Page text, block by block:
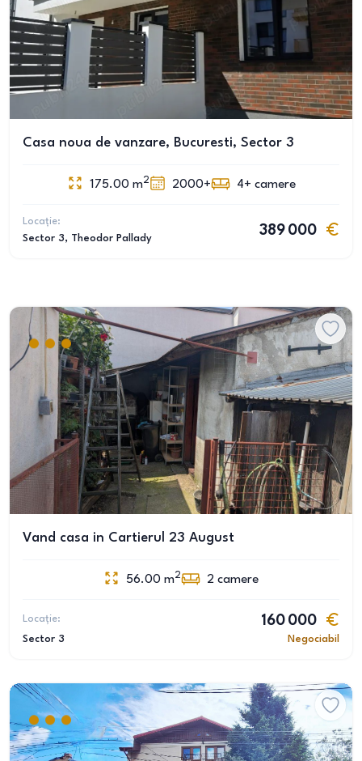
Casa noua de vanzare, Bucuresti, Sector 3
175.00 m2 2000+ 4+ camere
Locație:
Sector 3, Theodor Pallady
389 000
Vand casa in Cartierul 23 August
56.00 m2 2 camere
Locație:
Sector 3
160 000
Negociabil